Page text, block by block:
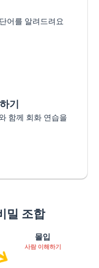
어를 알려드려요
기
함께 회화 연습을
밀 조합
몰입
사람 이해하기